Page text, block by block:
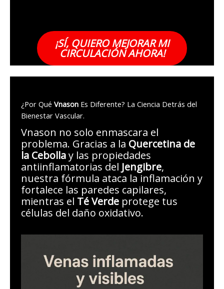
¡SÍ, QUIERO MEJORAR MI
CIRCULACIÓN AHORA!
¿Por Qué VnasonEs Diferente? La Ciencia Detrás del
Bienestar Vascular.
Vnason no solo enmascara el
problema. Gracias a la Quercetina de
la Cebollay las propiedades
antiinflamatorias del Jengibre,
nuestra fórmula ataca la inflamación y
fortalece las paredes capilares,
mientras el Té Verdeprotege tus
células del daño oxidativo.